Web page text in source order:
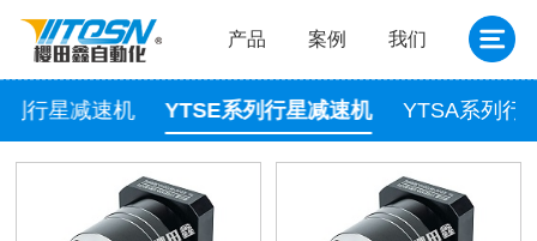
产品 案例 我们
行星减速机 YTSE系列行星减速机 YTSA系列行